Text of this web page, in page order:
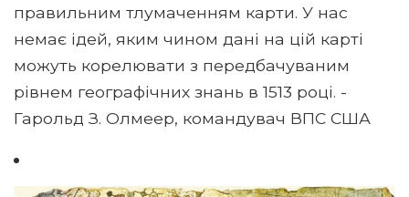
правильним тлумаченням карти. У нас
немає ідей, яким чином дані на цій карті
можуть корелювати з передбачуваним
рівнем географічних знань в 1513 році. -
Гарольд З. Олмеер, командувач ВПС США